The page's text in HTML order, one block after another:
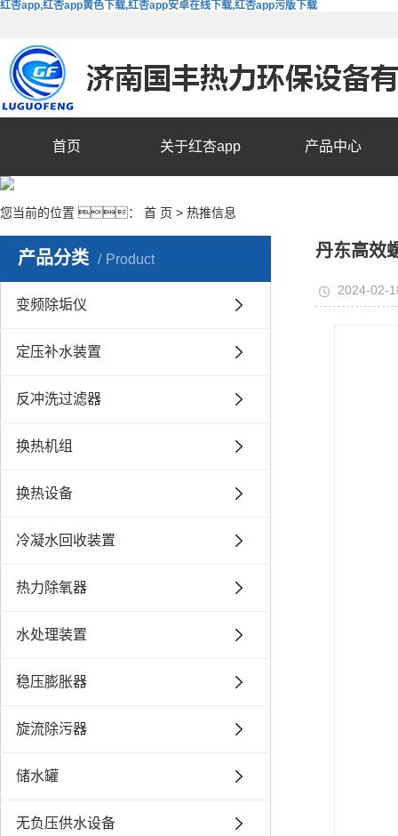
红杏app,红杏app黄色下载,红杏app安卓在线下载,红杏app污版下载
首页 关于红杏app 产品中心
您当前的位置 ： 首 页 > 热推信息
产品分类 Product
变频除垢仪
定压补水装置
反冲洗过滤器
换热机组
换热设备
冷凝水回收装置
热力除氧器
水处理装置
稳压膨胀器
旋流除污器
储水罐
无负压供水设备
丹东高效
2024-02-